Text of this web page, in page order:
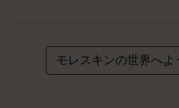
モレスキンの世界へよ